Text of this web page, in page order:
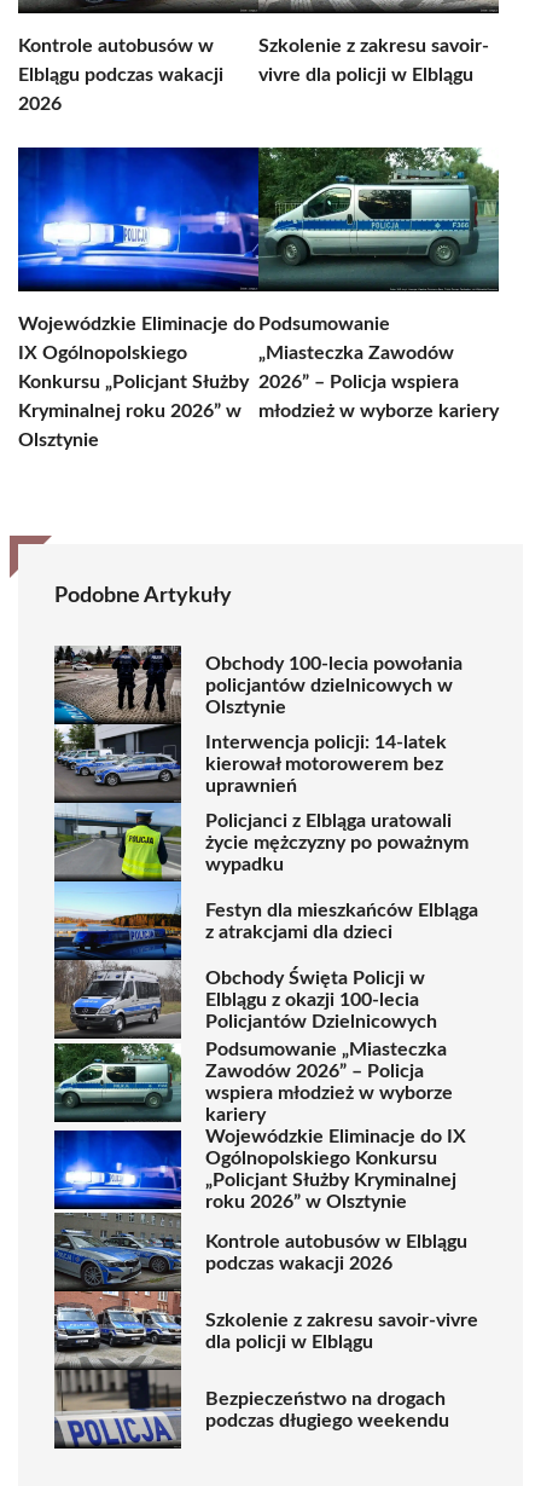
Kontrole autobusów w
Elblągu podczas wakacji
2026
Szkolenie z zakresu savoir-
vivre dla policji w Elblągu
Wojewódzkie Eliminacje do
IX Ogólnopolskiego
Konkursu „Policjant Służby
Kryminalnej roku 2026” w
Olsztynie
Podsumowanie
„Miasteczka Zawodów
2026” – Policja wspiera
młodzież w wyborze kariery
Podobne Artykuły
Obchody 100-lecia powołania
policjantów dzielnicowych w
Olsztynie
Interwencja policji: 14-latek
kierował motorowerem bez
uprawnień
Policjanci z Elbląga uratowali
życie mężczyzny po poważnym
wypadku
Festyn dla mieszkańców Elbląga
z atrakcjami dla dzieci
Obchody Święta Policji w
Elblągu z okazji 100-lecia
Policjantów Dzielnicowych
Podsumowanie „Miasteczka
Zawodów 2026” – Policja
wspiera młodzież w wyborze
kariery
Wojewódzkie Eliminacje do IX
Ogólnopolskiego Konkursu
„Policjant Służby Kryminalnej
roku 2026” w Olsztynie
Kontrole autobusów w Elblągu
podczas wakacji 2026
Szkolenie z zakresu savoir-vivre
dla policji w Elblągu
Bezpieczeństwo na drogach
podczas długiego weekendu